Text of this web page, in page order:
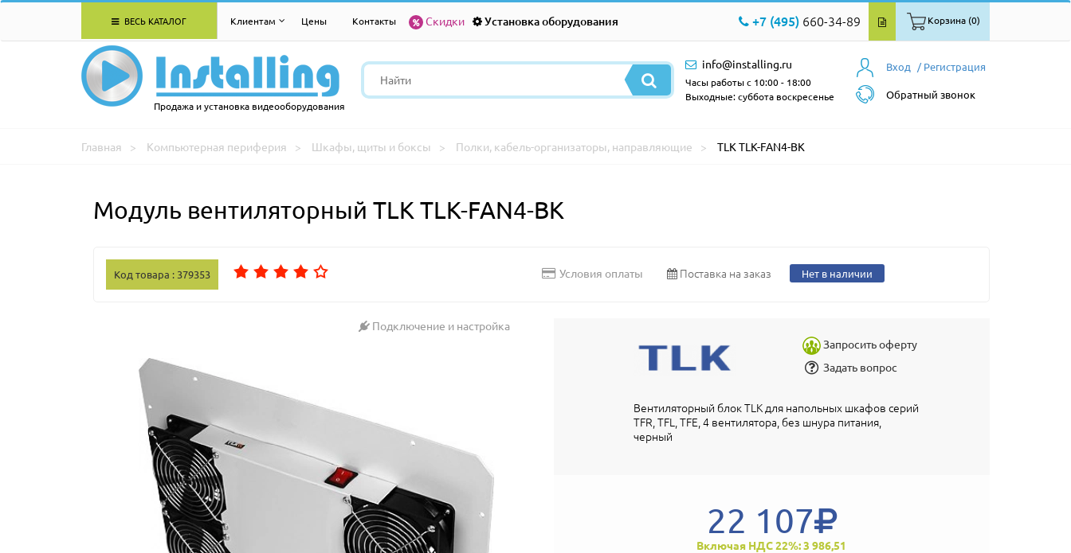
ВЕСЬ КАТАЛОГ Клиентам Цены Контакты Скидки Установка оборудования +7 (495) 660-34-89 Корзина (0)
Продажа и установка видеооборудования
Вход / Регистрация
Обратный звонок
info@installing.ru
Часы работы с 10:00 - 18:00
Выходные: суббота воскресенье
Главная Компьютерная периферия Шкафы, щиты и боксы Полки, кабель-организаторы, направляющие TLK TLK-FAN4-BK
Модуль вентиляторный TLK TLK-FAN4-BK
Код товара : 379353 Условия оплаты Поставка на заказ Нет в наличии
Подключение и настройка
Запросить оферту
Задать вопрос
Вентиляторный блок TLK для напольных шкафов серий
TFR, TFL, TFE, 4 вентилятора, без шнура питания,
черный
22 107
Включая НДС 22%: 3 986,51